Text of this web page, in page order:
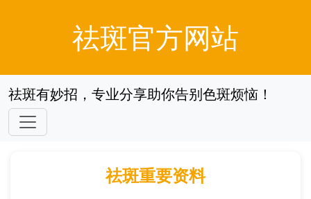
祛斑官方网站
祛斑有妙招，专业分享助你告别色斑烦恼！
祛斑重要资料